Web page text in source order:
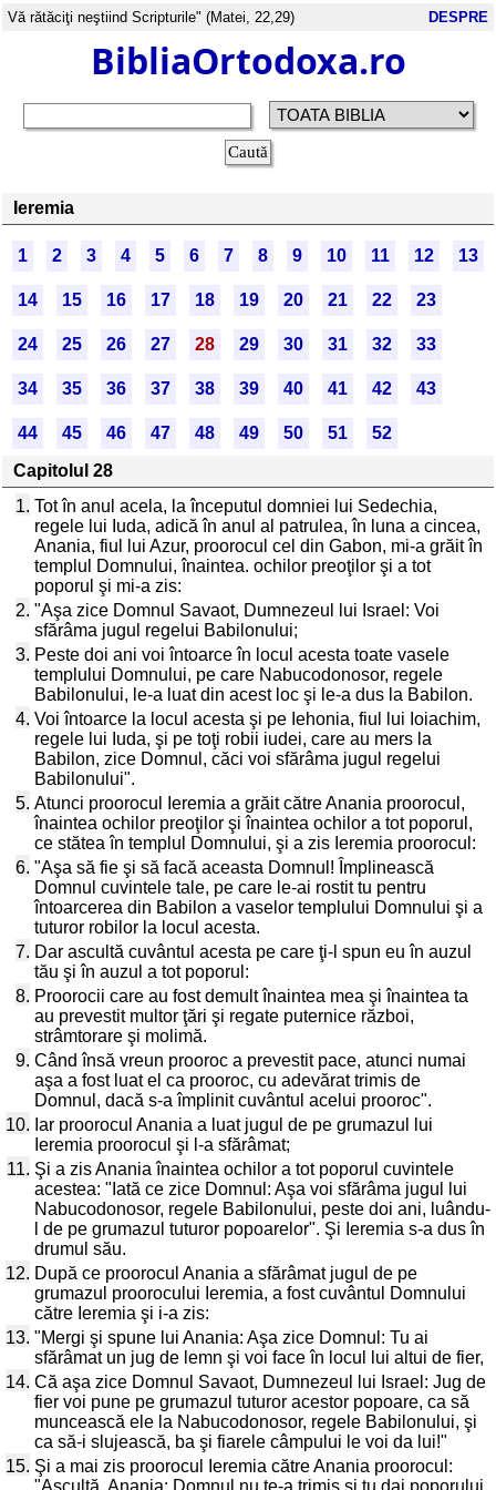
Vă rătăciţi neştiind Scripturile" (Matei, 22,29) DESPRE
BibliaOrtodoxa.ro
Ieremia
1 2 3 4 5 6 7 8 9 10 11 12 13
14 15 16 17 18 19 20 21 22 23
24 25 26 27 28 29 30 31 32 33
34 35 36 37 38 39 40 41 42 43
44 45 46 47 48 49 50 51
52
Capitolul 28
1. Tot în anul acela, la începutul domniei lui Sedechia,
regele lui Iuda, adică în anul al patrulea, în luna a cincea,
Anania, fiul lui Azur, proorocul cel din Gabon, mi-a grăit în
templul Domnului, înaintea. ochilor preoţilor şi a tot
poporul şi mi-a zis:
2. "Aşa zice Domnul Savaot, Dumnezeul lui Israel: Voi
sfărâma jugul regelui Babilonului;
3. Peste doi ani voi întoarce în locul acesta toate vasele
templului Domnului, pe care Nabucodonosor, regele
Babilonului, le-a luat din acest loc şi le-a dus la Babilon.
4. Voi întoarce la locul acesta şi pe Iehonia, fiul lui Ioiachim,
regele lui Iuda, şi pe toţi robii iudei, care au mers la
Babilon, zice Domnul, căci voi sfărâma jugul regelui
Babilonului".
5. Atunci proorocul Ieremia a grăit către Anania proorocul,
înaintea ochilor preoţilor şi înaintea ochilor a tot poporul,
ce stătea în templul Domnului, şi a zis Ieremia proorocul:
6. "Aşa să fie şi să facă aceasta Domnul! Împlinească
Domnul cuvintele tale, pe care le-ai rostit tu pentru
întoarcerea din Babilon a vaselor templului Domnului şi a
tuturor robilor la locul acesta.
7. Dar ascultă cuvântul acesta pe care ţi-l spun eu în auzul
tău şi în auzul a tot poporul:
8. Proorocii care au fost demult înaintea mea şi înaintea ta
au prevestit multor ţări şi regate puternice război,
strâmtorare şi molimă.
9. Când însă vreun prooroc a prevestit pace, atunci numai
aşa a fost luat el ca prooroc, cu adevărat trimis de
Domnul, dacă s-a împlinit cuvântul acelui prooroc".
10. Iar proorocul Anania a luat jugul de pe grumazul lui
Ieremia proorocul şi l-a sfărâmat;
11. Şi a zis Anania înaintea ochilor a tot poporul cuvintele
acestea: "Iată ce zice Domnul: Aşa voi sfărâma jugul lui
Nabucodonosor, regele Babilonului, peste doi ani, luându-
l de pe grumazul tuturor popoarelor". Şi Ieremia s-a dus în
drumul său.
12. După ce proorocul Anania a sfărâmat jugul de pe
grumazul proorocului Ieremia, a fost cuvântul Domnului
către Ieremia şi i-a zis:
13. "Mergi şi spune lui Anania: Aşa zice Domnul: Tu ai
sfărâmat un jug de lemn şi voi face în locul lui altui de fier,
14. Că aşa zice Domnul Savaot, Dumnezeul lui Israel: Jug de
fier voi pune pe grumazul tuturor acestor popoare, ca să
muncească ele la Nabucodonosor, regele Babilonului, şi
ca să-i slujească, ba şi fiarele câmpului le voi da lui!"
15. Şi a mai zis proorocul Ieremia către Anania proorocul:
"Ascultă, Anania: Domnul nu te-a trimis şi tu dai poporului